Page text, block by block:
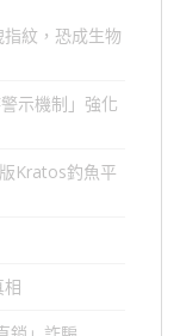
紋，恐成生物
示機制」強化
Kratos釣魚平